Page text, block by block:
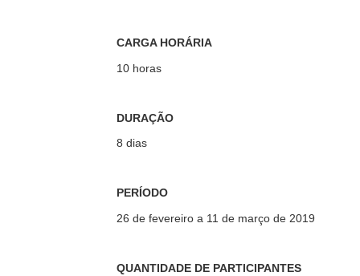
CARGA HORÁRIA
10 horas
DURAÇÃO
8 dias
PERÍODO
26 de fevereiro a 11 de março de 2019
QUANTIDADE DE PARTICIPANTES